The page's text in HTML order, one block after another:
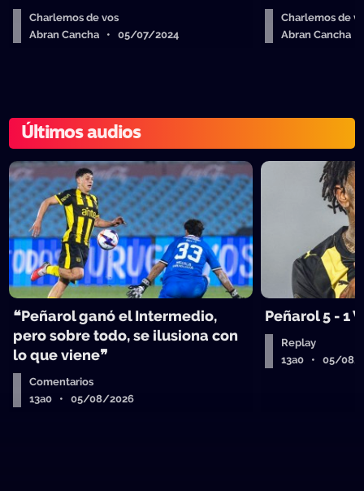
Charlemos de vos
Abran Cancha • 05/07/2024
Charlemos de
Abran Cancha
Últimos audios
❝Peñarol ganó el Intermedio,
pero sobre todo, se ilusiona con
lo que viene❞
Comentarios
13a0 • 05/08/2026
Peñarol 5 - 1
Replay
13a0 • 05/08/